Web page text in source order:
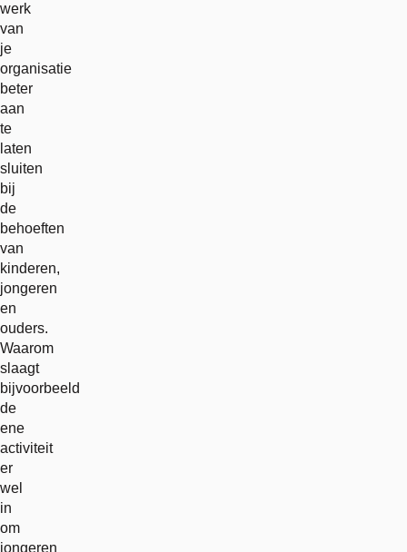
werk
van
je
organisatie
beter
aan
te
laten
sluiten
bij
de
behoeften
van
kinderen,
jongeren
en
ouders.
Waarom
slaagt
bijvoorbeeld
de
ene
activiteit
er
wel
in
om
jongeren